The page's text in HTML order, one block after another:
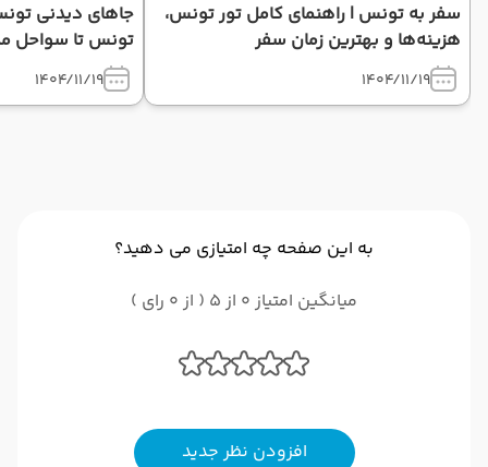
سفر به تونس | راهنمای کامل تور تونس،
هزینه‌ها و بهترین زمان سفر
1404/11/19
جاهای دیدنی
تونس تا سواحل
1404/11/19
به این صفحه چه امتیازی می دهید؟
میانگین امتیاز 0 از 5 ( از 0 رای )
افزودن نظر جدید